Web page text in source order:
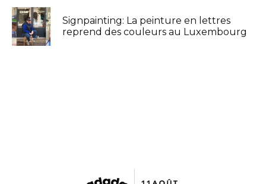
Signpainting: La peinture en lettres
reprend des couleurs au Luxembourg